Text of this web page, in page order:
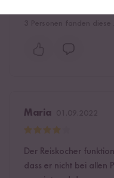
Maria
Der Reiskocher
dass er nicht bei allen